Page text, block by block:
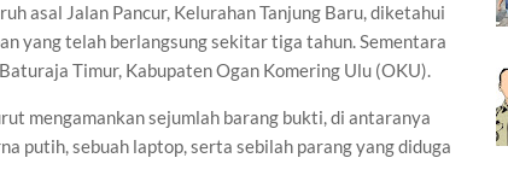
asal Jalan Pancur, Kelurahan Tanjung Baru, diketahui
yang telah berlangsung sekitar tiga tahun. Sementara
Timur, Kabupaten Ogan Komering Ulu (OKU).
mengamankan sejumlah barang bukti, di antaranya
putih, sebuah laptop, serta sebilah parang yang diduga